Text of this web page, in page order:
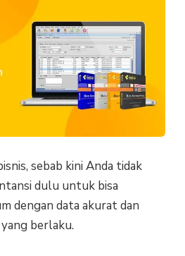
sebab kini Anda tidak
dulu untuk bisa
dengan data akurat dan
berlaku.